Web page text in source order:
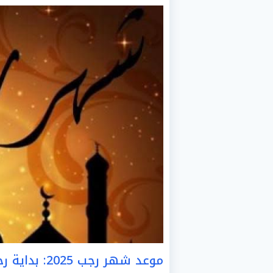
موعد شهر رجب 2025: بداية رحلة روحية جديدة